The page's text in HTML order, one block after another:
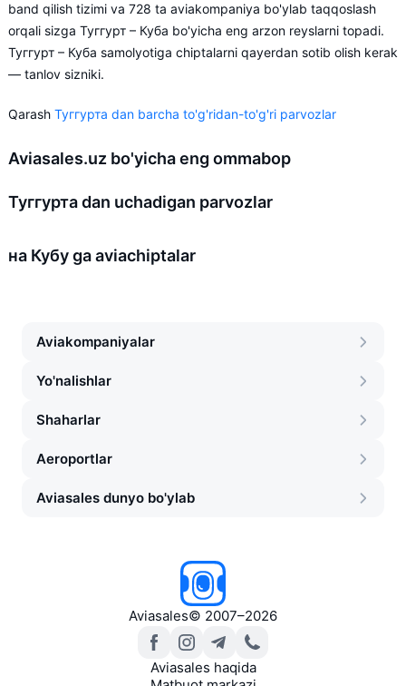
band qilish tizimi va 728 ta aviakompaniya bo'ylab taqqoslash
orqali sizga Туггурт – Куба bo'yicha eng arzon reyslarni topadi.
Туггурт – Куба samolyotiga chiptalarni qayerdan sotib olish kerak
— tanlov sizniki.
Qarash Туггурта dan barcha to'g'ridan-to'g'ri parvozlar
Aviasales.uz bo'yicha eng ommabop
Туггурта dan uchadigan parvozlar
на Кубу ga aviachiptalar
Aviakompaniyalar
Yo'nalishlar
Shaharlar
Aeroportlar
Aviasales dunyo bo'ylab
Aviasales© 2007–2026
Aviasales haqida